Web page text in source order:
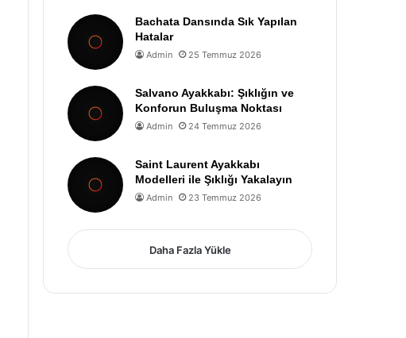
Bachata Dansında Sık Yapılan
Hatalar
Admin 25 Temmuz 2026
Salvano Ayakkabı: Şıklığın ve
Konforun Buluşma Noktası
Admin 24 Temmuz 2026
Saint Laurent Ayakkabı
Modelleri ile Şıklığı Yakalayın
Admin 23 Temmuz 2026
Daha Fazla Yükle